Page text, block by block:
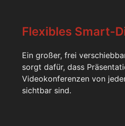
Flexibles Smart-
Ein großer, frei
sorgt dafür, dass
Videokonferenzen von
sichtbar sind.